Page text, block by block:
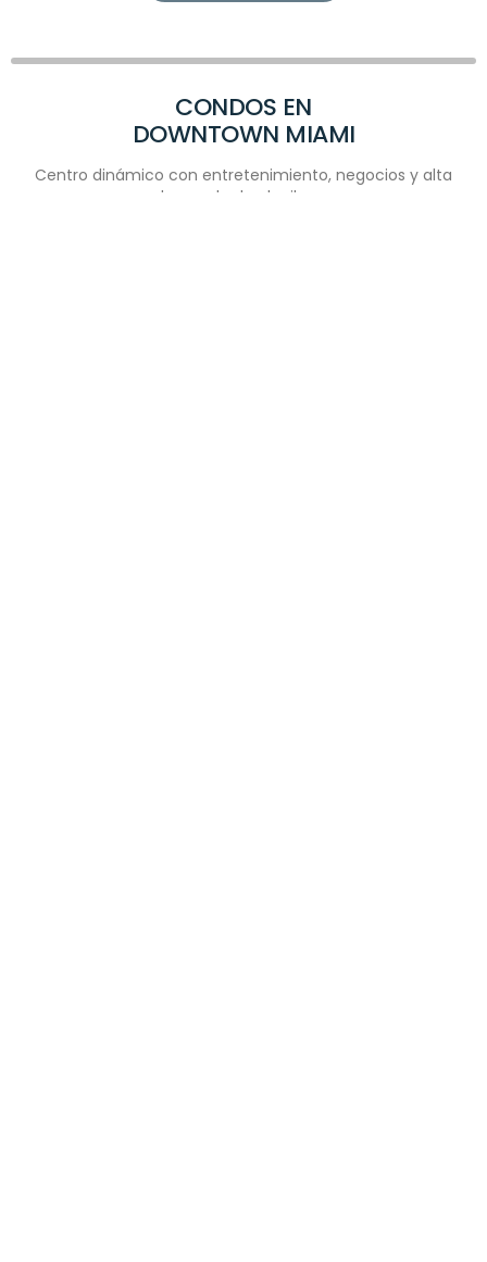
CONDOS EN
DOWNTOWN MIAMI
Centro dinámico con entretenimiento, negocios y alta
demanda de alquileres.